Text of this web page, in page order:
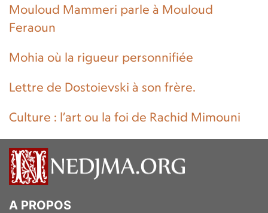
Mouloud Mammeri parle à Mouloud
Feraoun
Mohia où la rigueur personnifiée
Lettre de Dostoievski à son frère.
Culture : l’art ou la foi de Rachid Mimouni
A PROPOS